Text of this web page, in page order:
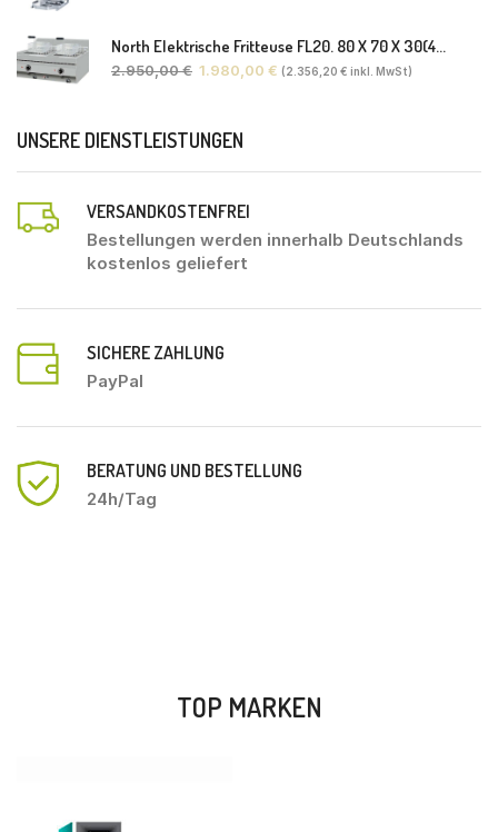
North Elektrische Fritteuse FL20. 80 X 70 X 30(46) Cm
2.950,00€ 1.980,00 € (2.356,20 € inkl. MwSt)
UNSERE DIENSTLEISTUNGEN
VERSANDKOSTENFREI
Bestellungen werden innerhalb Deutschlands
kostenlos geliefert
SICHERE ZAHLUNG
PayPal
BERATUNG UND BESTELLUNG
24h/Tag
TOP MARKEN